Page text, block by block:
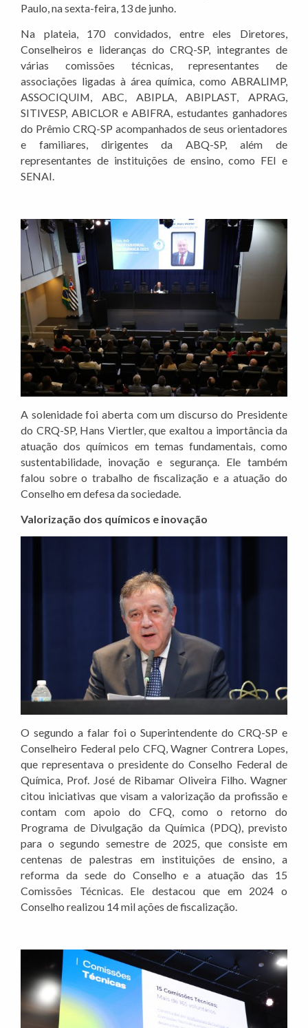
Paulo, na sexta-feira, 13 de junho.
Na plateia, 170 convidados, entre eles Diretores,
Conselheiros e lideranças do CRQ-SP, integrantes de
várias comissões técnicas, representantes de
associações ligadas à área química, como ABRALIMP,
ASSOCIQUIM, ABC, ABIPLA, ABIPLAST, APRAG,
SITIVESP, ABICLOR e ABIFRA, estudantes ganhadores
do Prêmio CRQ-SP acompanhados de seus orientadores
e familiares, dirigentes da ABQ-SP, além de
representantes de instituições de ensino, como FEI e
SENAI.
A solenidade foi aberta com um discurso do Presidente
do CRQ-SP, Hans Viertler, que exaltou a importância da
atuação dos químicos em temas fundamentais, como
sustentabilidade, inovação e segurança. Ele também
falou sobre o trabalho de fiscalização e a atuação do
Conselho em defesa da sociedade.
Valorização dos químicos e inovação
O segundo a falar foi o Superintendente do CRQ-SP e
Conselheiro Federal pelo CFQ, Wagner Contrera Lopes,
que representava o presidente do Conselho Federal de
Química, Prof. José de Ribamar Oliveira Filho. Wagner
citou iniciativas que visam a valorização da profissão e
contam com apoio do CFQ, como o retorno do
Programa de Divulgação da Química (PDQ), previsto
para o segundo semestre de 2025, que consiste em
centenas de palestras em instituições de ensino, a
reforma da sede do Conselho e a atuação das 15
Comissões Técnicas. Ele destacou que em 2024 o
Conselho realizou 14 mil ações de fiscalização.